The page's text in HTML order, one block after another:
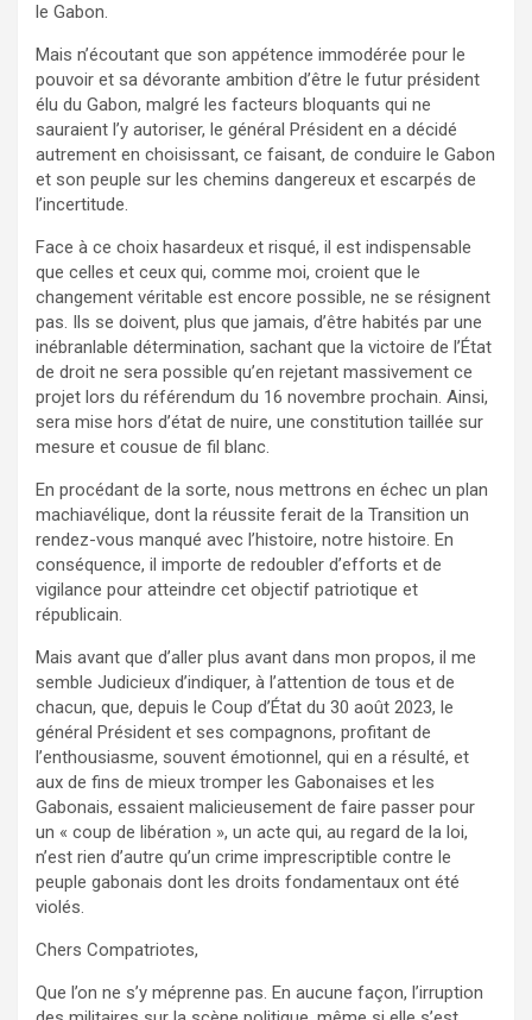
le Gabon.
Mais n’écoutant que son appétence immodérée pour le
pouvoir et sa dévorante ambition d’être le futur président
élu du Gabon, malgré les facteurs bloquants qui ne
sauraient l’y autoriser, le général Président en a décidé
autrement en choisissant, ce faisant, de conduire le Gabon
et son peuple sur les chemins dangereux et escarpés de
l’incertitude.
Face à ce choix hasardeux et risqué, il est indispensable
que celles et ceux qui, comme moi, croient que le
changement véritable est encore possible, ne se résignent
pas. Ils se doivent, plus que jamais, d’être habités par une
inébranlable détermination, sachant que la victoire de l’État
de droit ne sera possible qu’en rejetant massivement ce
projet lors du référendum du 16 novembre prochain. Ainsi,
sera mise hors d’état de nuire, une constitution taillée sur
mesure et cousue de fil blanc.
En procédant de la sorte, nous mettrons en échec un plan
machiavélique, dont la réussite ferait de la Transition un
rendez-vous manqué avec l’histoire, notre histoire. En
conséquence, il importe de redoubler d’efforts et de
vigilance pour atteindre cet objectif patriotique et
républicain.
Mais avant que d’aller plus avant dans mon propos, il me
semble Judicieux d’indiquer, à l’attention de tous et de
chacun, que, depuis le Coup d’État du 30 août 2023, le
général Président et ses compagnons, profitant de
l’enthousiasme, souvent émotionnel, qui en a résulté, et
aux de fins de mieux tromper les Gabonaises et les
Gabonais, essaient malicieusement de faire passer pour
un « coup de libération », un acte qui, au regard de la loi,
n’est rien d’autre qu’un crime imprescriptible contre le
peuple gabonais dont les droits fondamentaux ont été
violés.
Chers Compatriotes,
Que l’on ne s’y méprenne pas. En aucune façon, l’irruption